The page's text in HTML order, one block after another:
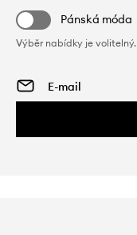
Pánská móda
Výběr nabídky je volitelný.